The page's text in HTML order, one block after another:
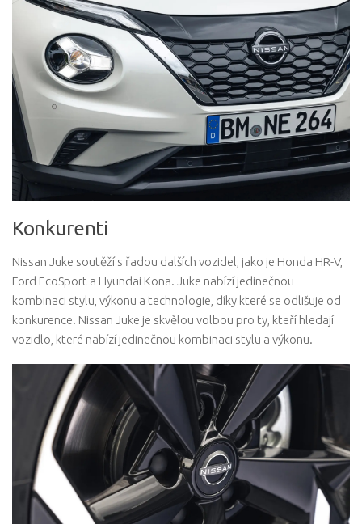
Konkurenti
Nissan Juke soutěží s řadou dalších vozidel, jako je Honda HR-V,
Ford EcoSport a Hyundai Kona. Juke nabízí jedinečnou
kombinaci stylu, výkonu a technologie, díky které se odlišuje od
konkurence. Nissan Juke je skvělou volbou pro ty, kteří hledají
vozidlo, které nabízí jedinečnou kombinaci stylu a výkonu.